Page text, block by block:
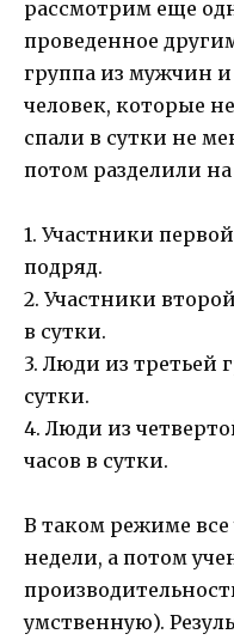
рассмотрим еще
проведенное
группа из мужчин
человек, которые
спали в сутки не
потом разделили
1. Участники
подряд.
2. Участники
в сутки.
3. Люди из третьей
сутки.
4. Люди из
часов в сутки.
В таком режиме
недели, а потом
умственную).